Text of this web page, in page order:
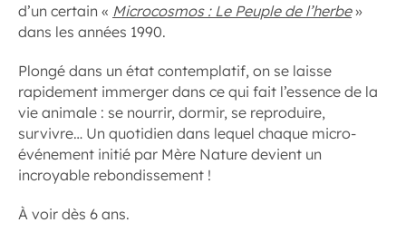
d’un certain « Microcosmos : Le Peuple de l’herbe»
dans les années 1990.
Plongé dans un état contemplatif, on se laisse
rapidement immerger dans ce qui fait l’essence de la
vie animale : se nourrir, dormir, se reproduire,
survivre… Un quotidien dans lequel chaque micro-
événement initié par Mère Nature devient un
incroyable rebondissement !
À voir dès 6 ans.